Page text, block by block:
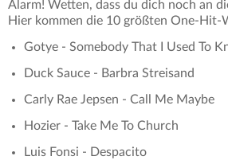
Alarm! Wetten, dass du dich noch an
Hier kommen die 10 größten One-Hit-
Gotye - Somebody That I Used To
Duck Sauce - Barbra Streisand
Carly Rae Jepsen - Call Me Maybe
Hozier - Take Me To Church
Luis Fonsi - Despacito